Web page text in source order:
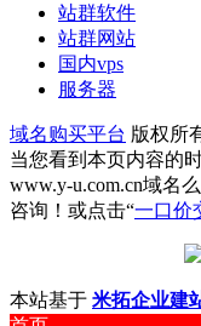
站群软件
站群网站
国内vps
服务器
域名购买平台 版权所
当您看到本页内容的
www.y-u.com.cn域名
咨询！或点击“一口价
本站基于 米拓企业建